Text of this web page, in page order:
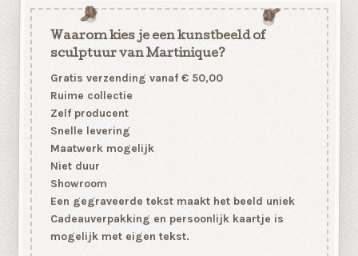
Waarom kies je een kunstbeeld of
sculptuur van Martinique?
Gratis verzending vanaf € 50,00
Ruime collectie
Zelf producent
Snelle levering
Maatwerk mogelijk
Niet duur
Showroom
Een gegraveerde tekst maakt het beeld uniek
Cadeauverpakking en persoonlijk kaartje is
mogelijk met eigen tekst.